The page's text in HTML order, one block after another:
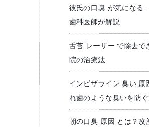
一般歯科・小児歯科 予防
彼氏の口臭 が気になる
歯科医師が解説
舌苔 レーザー で除去で
院の治療法
インビザライン 臭い 原
れ歯のような臭いを防
朝の口臭 原因 とは？改